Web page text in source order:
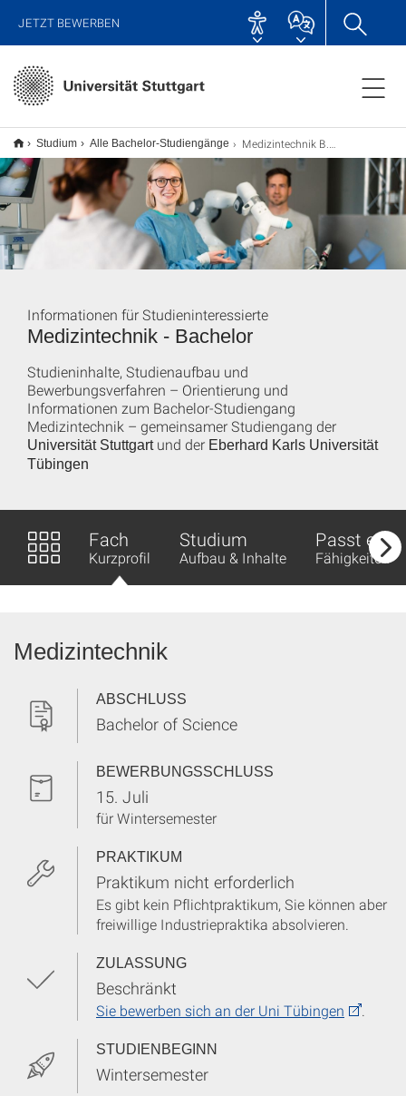
JETZT BEWERBEN
Studium Alle Bachelor-Studiengänge Medizintechnik B.Sc.
Medizintechnik - Bachelor
Informationen für Studieninteressierte
Studieninhalte, Studienaufbau und
Bewerbungsverfahren – Orientierung und
Informationen zum Bachelor-Studiengang
Medizintechnik – gemeinsamer Studiengang der
Universität Stuttgartund der Eberhard Karls Universität
Tübingen
Fach
Kurzprofil
Studium
Aufbau & Inhalte
Passt es
Fähigkeiten
Medizintechnik
ABSCHLUSS
Bachelor of Science
BEWERBUNGSSCHLUSS
15. Juli
für Wintersemester
PRAKTIKUM
Praktikum nicht erforderlich
Es gibt kein Pflichtpraktikum, Sie können aber
freiwillige Industriepraktika absolvieren.
ZULASSUNG
Beschränkt
Sie bewerben sich an der Uni Tübingen
STUDIENBEGINN
Wintersemester